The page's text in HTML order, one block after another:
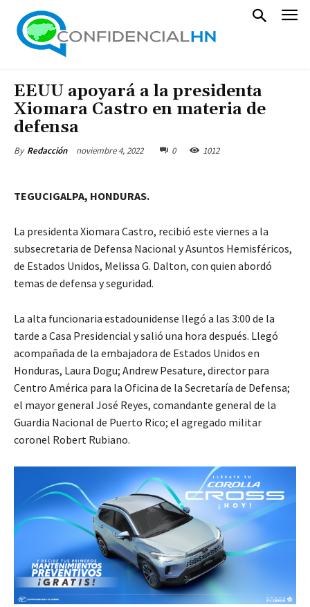
EEUU apoyará a la presidenta
Xiomara Castro en materia de
defensa
By Redacción noviembre 4, 2022 0 1012
TEGUCIGALPA, HONDURAS.
La presidenta Xiomara Castro, recibió este viernes a la
subsecretaria de Defensa Nacional y Asuntos Hemisféricos,
de Estados Unidos, Melissa G. Dalton, con quien abordó
temas de defensa y seguridad.
La alta funcionaria estadounidense llegó a las 3:00 de la
tarde a Casa Presidencial y salió una hora después. Llegó
acompañada de la embajadora de Estados Unidos en
Honduras, Laura Dogu; Andrew Pesature, director para
Centro América para la Oficina de la Secretaría de Defensa;
el mayor general José Reyes, comandante general de la
Guardia Nacional de Puerto Rico; el agregado militar
coronel Robert Rubiano.